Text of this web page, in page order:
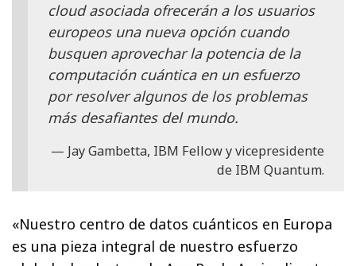
cloud asociada ofrecerán a los usuarios
europeos una nueva opción cuando
busquen aprovechar la potencia de la
computación cuántica en un esfuerzo
por resolver algunos de los problemas
más desafiantes del mundo.
Jay Gambetta, IBM Fellow y vicepresidente
de IBM Quantum.
«Nuestro centro de datos cuánticos en Europa
es una pieza integral de nuestro esfuerzo